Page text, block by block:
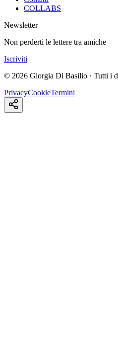
COLLABS
Newsletter
Non perderti le lettere tra amiche
Iscriviti
© 2026 Giorgia Di Basilio · Tutti i
PrivacyCookieTermini